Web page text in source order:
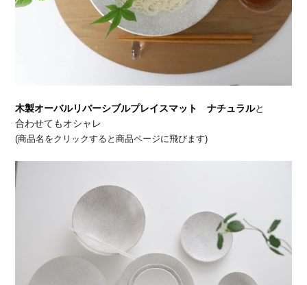
木製オーバルリバーシブルプレイスマット ナチュラルと
合わせてもオシャレ
(商品名をクリックすると商品ページに飛びます)